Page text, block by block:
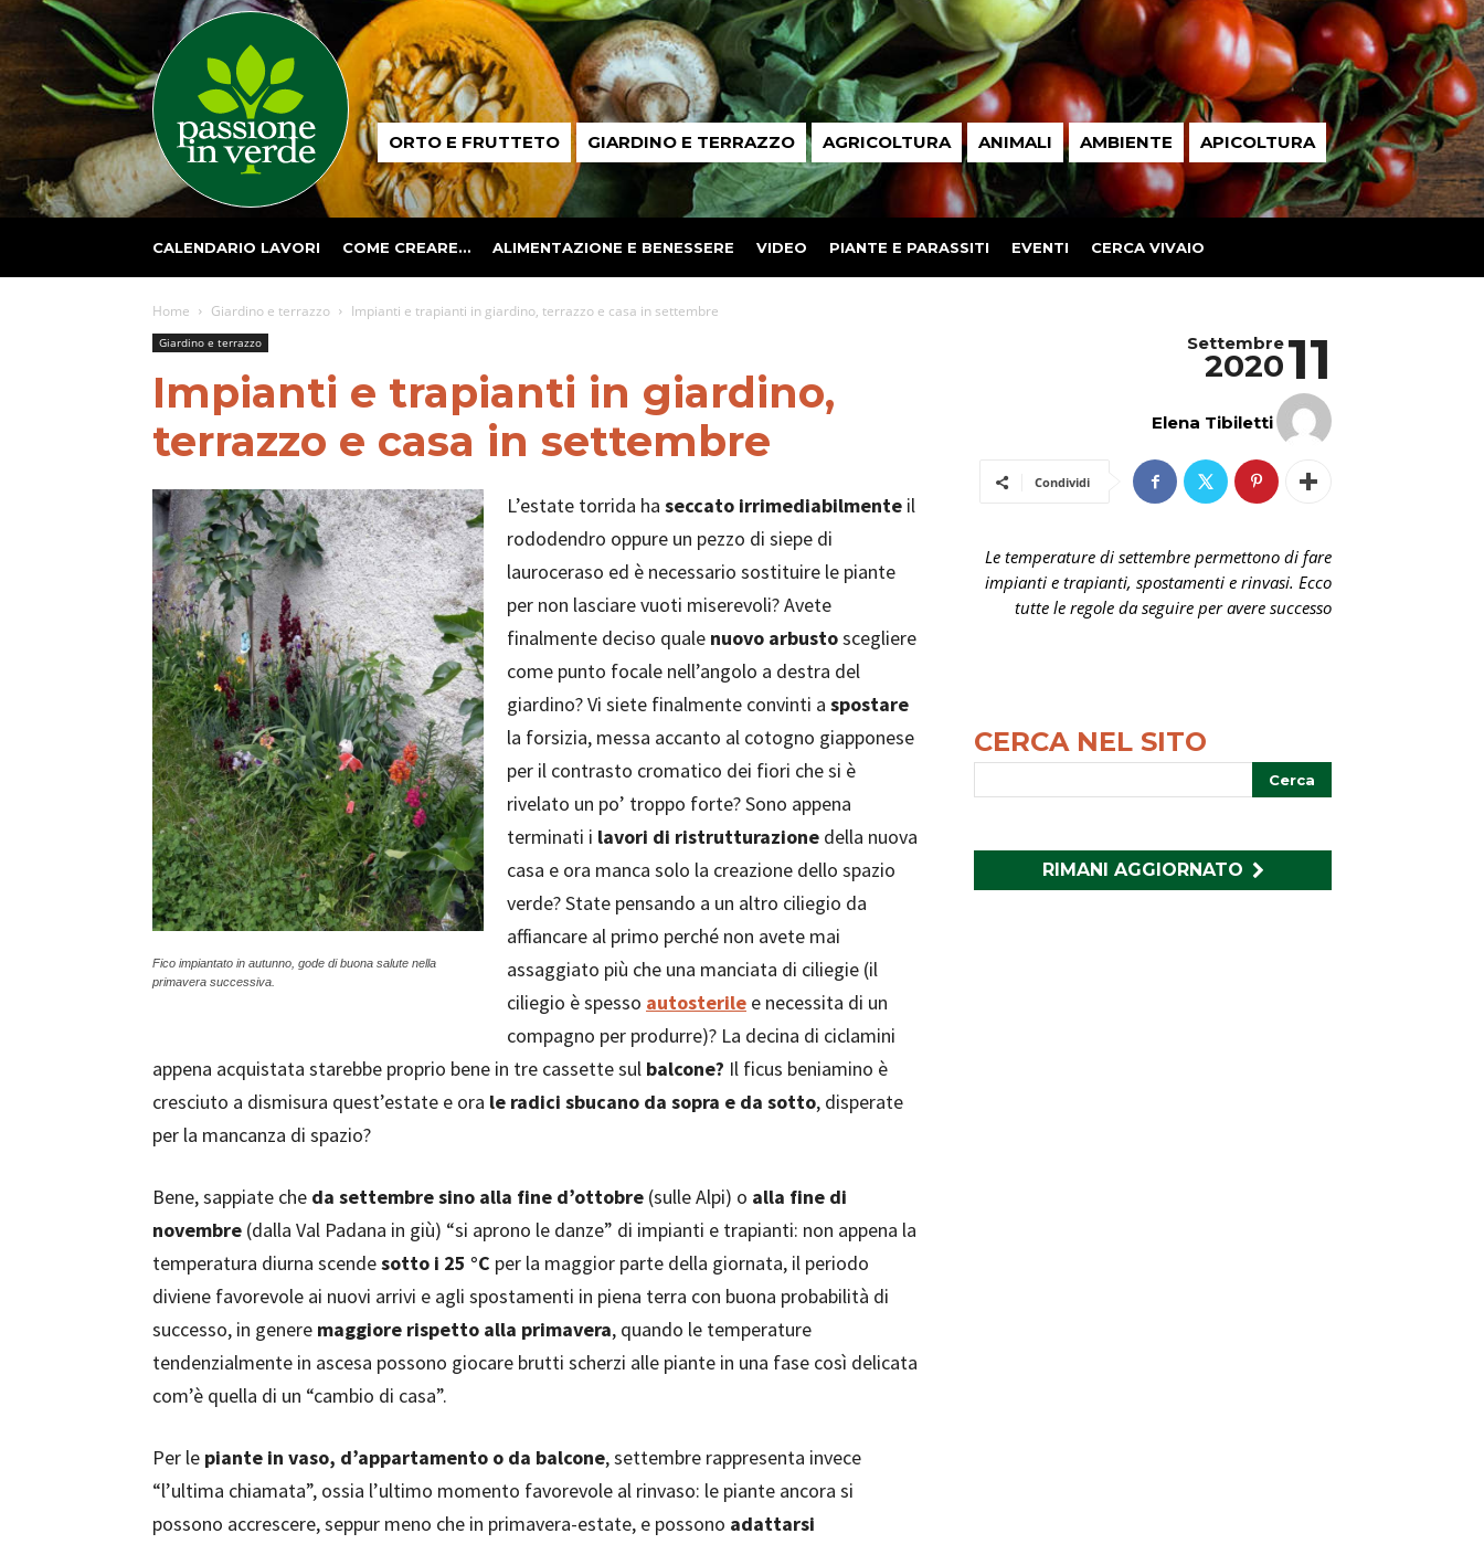
Passione
in ORTO E FRUTTETO GIARDINO E TERRAZZO AGRICOLTURA ANIMALI AMBIENTE APICOLTURA
CALENDARIO LAVORI COME CREARE… ALIMENTAZIONE E BENESSERE VIDEO PIANTE E PARASSITI EVENTI CERCA VIVAIO
Home Giardino e terrazzo Impianti e trapianti in giardino, terrazzo e casa in settembre
Giardino e terrazzo
Impianti e trapianti in giardino,
terrazzo e casa in settembre
Fico impiantato in autunno, gode di buona salute nella
primavera successiva.
L’estate torrida ha seccato irrimediabilmente il
rododendro oppure un pezzo di siepe di
lauroceraso ed è necessario sostituire le piante
per non lasciare vuoti miserevoli? Avete
finalmente deciso quale nuovo arbustoscegliere
come punto focale nell’angolo a destra del
giardino? Vi siete finalmente convinti a spostare
la forsizia, messa accanto al cotogno giapponese
per il contrasto cromatico dei fiori che si è
rivelato un po’ troppo forte? Sono appena
terminati i lavori di ristrutturazione della nuova
casa e ora manca solo la creazione dello spazio
verde? State pensando a un altro ciliegio da
affiancare al primo perché non avete mai
assaggiato più che una manciata di ciliegie (il
ciliegio è spesso autosterile e necessita di un
compagno per produrre)? La decina di ciclamini
appena acquistata starebbe proprio bene in tre cassette sul balcone? Il ficus beniamino è
cresciuto a dismisura quest’estate e ora le radici sbucano da sopra e da sotto, disperate
per la mancanza di spazio?
Bene, sappiate che da settembre sino alla fine d’ottobre (sulle Alpi) o alla fine di
novembre (dalla Val Padana in giù) “si aprono le danze” di impianti e trapianti: non appena la
temperatura diurna scendesotto i 25 °C per la maggior parte della giornata, il periodo
diviene favorevole ai nuovi arrivi e agli spostamenti in piena terra con buona probabilità di
successo, in genere maggiore rispetto alla primavera, quando le temperature
tendenzialmente in ascesa possono giocare brutti scherzi alle piante in una fase così delicata
com’è quella di un “cambio di casa”.
Per le piante in vaso, d’appartamento o da balcone, settembre rappresenta invece
“l’ultima chiamata”, ossia l’ultimo momento favorevole al rinvaso: le piante ancora si
possono accrescere, seppur meno che in primavera-estate, e possono adattarsi
11
Settembre
2020
Elena Tibiletti
Condividi
Le temperature di settembre permettono di fare
impianti e trapianti, spostamenti e rinvasi. Ecco
tutte le regole da seguire per avere successo
CERCA NEL SITO
RIMANI AGGIORNATO